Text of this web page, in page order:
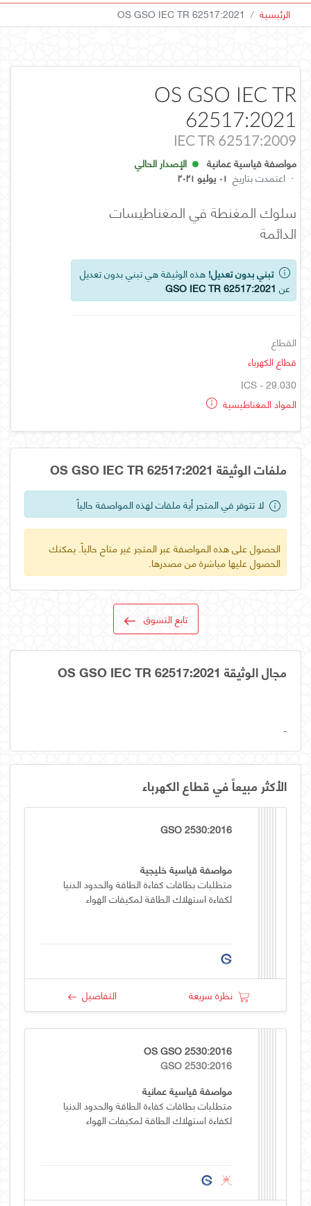
الرئيسية OS GSO IEC TR 62517:2021
OS GSO IEC TR
62517:2021
IEC TR 62517:2009
مواصفة قياسية عمانية
الإصدار الحالي
· اعتمدت بتاريخ ٠١ يوليو ٢٠٢١
سلوك المغنطة في المغناطيسات
الدائمة
تبني بدون تعديل! هذه الوثيقة هي تبني بدون تعديل
عن GSO IEC TR 62517:2021
القطاع
قطاع الكهرباء
ICS - 29.030
المواد المغناطيسية
ملفات الوثيقة OS GSO IEC TR 62517:2021
لا تتوفر في المتجر أية ملفات لهذه المواصفة حالياً
الحصول على هذه المواصفة عبر المتجر غير متاح حالياً. يمكنك
الحصول عليها مباشرة من مصدرها.
تابع التسوق
مجال الوثيقة OS GSO IEC TR 62517:2021
-
الأكثر مبيعاً في قطاع الكهرباء
GSO 2530:2016
مواصفة قياسية خليجية
متطلبات بطاقات كفاءة الطاقة والحدود الدنيا
لكفاءة استهلاك الطاقة لمكيفات الهواء
نظرة سريعة التفاصيل
OS GSO 2530:2016
GSO 2530:2016
مواصفة قياسية عمانية
متطلبات بطاقات كفاءة الطاقة والحدود الدنيا
لكفاءة استهلاك الطاقة لمكيفات الهواء